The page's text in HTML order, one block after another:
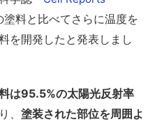
塗料と比べてさらに温度を
を開発したと発表しまし
は95.5%の太陽光反射率
、 塗装された部位を周囲よ